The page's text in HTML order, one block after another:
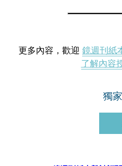
更多內容，歡迎 鏡週刊紙
了解內容
獨